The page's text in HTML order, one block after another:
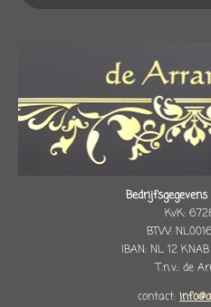
KvK:
BTW:
IBAN: NL 12
T.n.v.: de
contact: